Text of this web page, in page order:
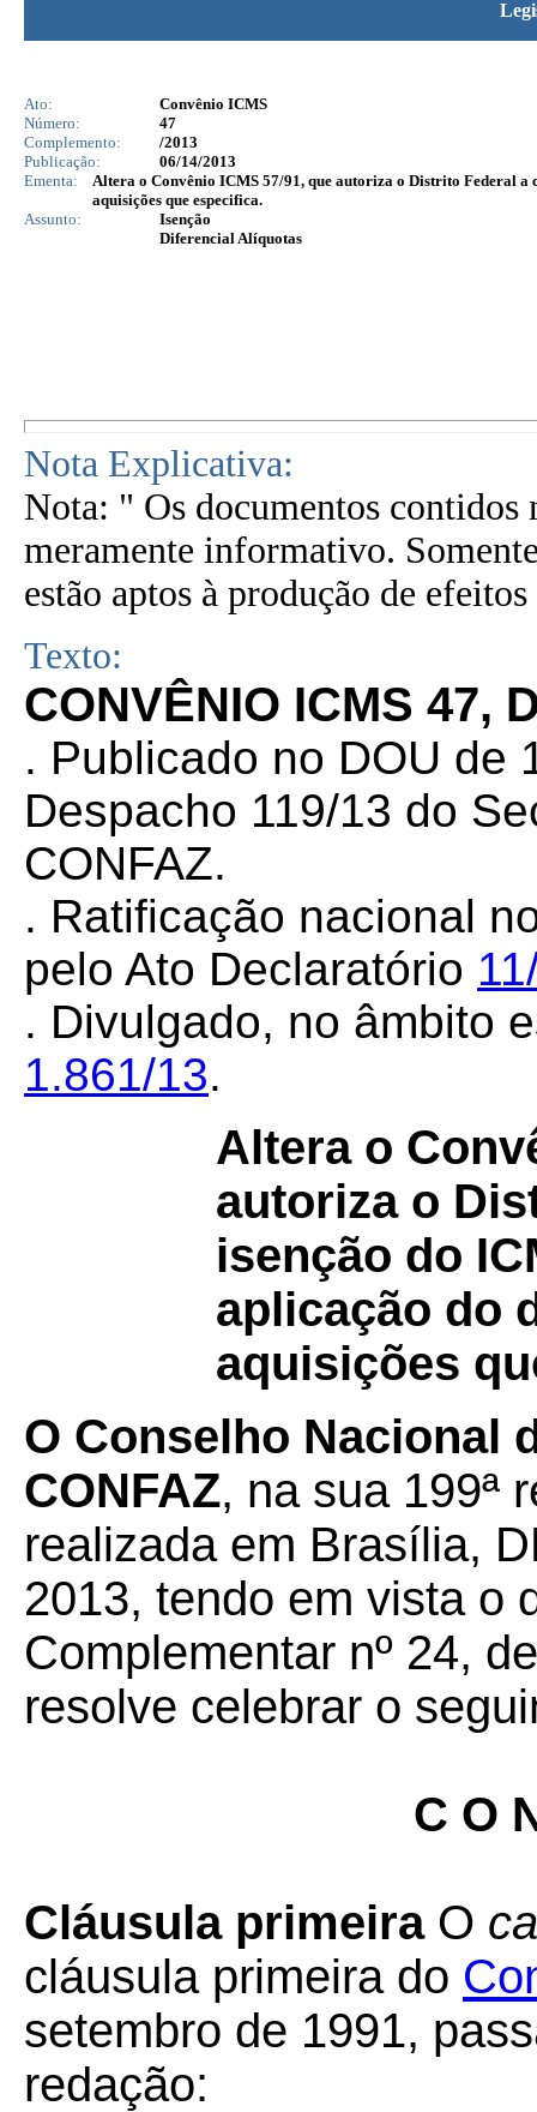
Ato:
Convênio ICMS
Número:
47
Complemento:
/2013
Publicação:
06/14/2013
Ementa:
Altera o Convênio ICMS 57/91, que autoriza o Distrito Federal a
aquisições que especifica.
Assunto:
Isenção
Diferencial Alíquotas
Nota Explicativa:
Nota: " Os documentos contidos
meramente informativo.
estão aptos à produção de
Texto:
CONVÊNIO ICMS 47,
. Publicado no DOU de
Despacho 119/13 do
CONFAZ.
. Ratificação nacional
pelo Ato Declaratório
. Divulgado, no âmbito
1.861/13.
Altera o
autoriza o
isenção do
aplicação do
aquisições
O Conselho Nacional
CONFAZ, na sua 199ª
realizada em Brasília,
2013, tendo em vista o
Complementar nº 24,
resolve celebrar o
C O
Cláusula primeiraO
cláusula primeira do
setembro de 1991,
redação: